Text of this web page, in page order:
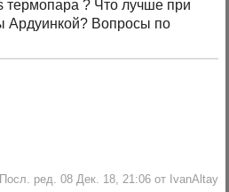
Посл. ред. 08 Дек. 18, 21:06 от IvanAltay